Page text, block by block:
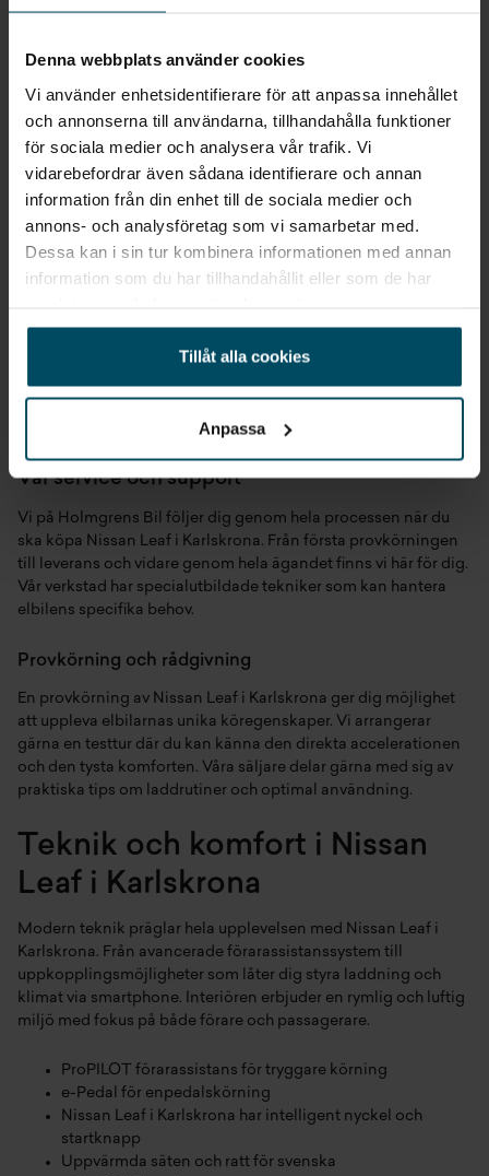
Denna webbplats använder cookies
Vi använder enhetsidentifierare för att anpassa innehållet
och annonserna till användarna, tillhandahålla funktioner
för sociala medier och analysera vår trafik. Vi
vidarebefordrar även sådana identifierare och annan
information från din enhet till de sociala medier och
annons- och analysföretag som vi samarbetar med.
Dessa kan i sin tur kombinera informationen med annan
information som du har tillhandahållit eller som de har
Tillåt alla cookies
Anpassa
Att äga Nissan Leaf i Karlskrona ger flera ekonomiska fördelar.
Förutom lägre energikostnader per mil finns möjlighet till
reducerad fordonsskatt och andra incitament. Vi guidar dig
genom alla aspekter så att du får en tydlig bild av den totala
ägandekostnaden.
Holmgrens Bil - din
bilförsäljare för Nissan Leaf i
Karlskrona
erfarenhet av att hjälpa kunder hitta rätt bil. När det gäller
Nissan Leaf i Karlskrona erbjuder vi expertis inom elbilsteknik
och kan svara på alla dina frågor om laddning, räckvidd och
Vår service och support
Vi på Holmgrens Bil följer dig genom hela processen när du
ska köpa Nissan Leaf i Karlskrona. Från första provkörningen
till leverans och vidare genom hela ägandet finns vi här för dig.
Vår verkstad har specialutbildade tekniker som kan hantera
elbilens specifika behov.
Provkörning och rådgivning
En provkörning av Nissan Leaf i Karlskrona ger dig möjlighet
att uppleva elbilarnas unika köregenskaper. Vi arrangerar
gärna en testtur där du kan känna den direkta accelerationen
och den tysta komforten. Våra säljare delar gärna med sig av
praktiska tips om laddrutiner och optimal användning.
Teknik och komfort i Nissan
Leaf i Karlskrona
Modern teknik präglar hela upplevelsen med Nissan Leaf i
Karlskrona. Från avancerade förarassistanssystem till
uppkopplingsmöjligheter som låter dig styra laddning och
klimat via smartphone. Interiören erbjuder en rymlig och luftig
miljö med fokus på både förare och passagerare.
ProPILOT förarassistans för tryggare körning
e-Pedal för enpedalskörning
Nissan Leaf i Karlskrona har intelligent nyckel och
startknapp
Uppvärmda säten och ratt för svenska